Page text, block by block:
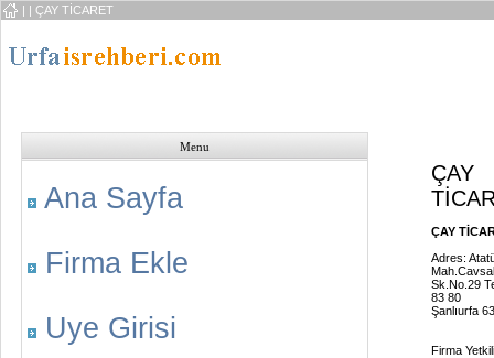
| | ÇAY TİCARET
Menu
Ana Sayfa
Firma Ekle
Uye Girisi
ÇAY
ÇAY
Adres:
Sk.No.29
83 80
Şanlıurfa
Firma